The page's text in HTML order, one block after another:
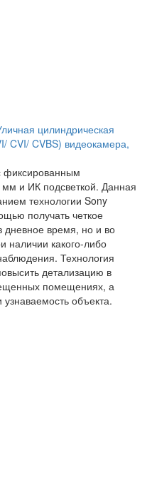
цилиндрическая
CVI/ CVBS) видеокамера,
фиксированным
и ИК подсветкой. Данная
технологии Sony
получать четкое
дневное время, но и во
наличии какого-либо
Технология
детализацию в
помещениях, а
объекта.